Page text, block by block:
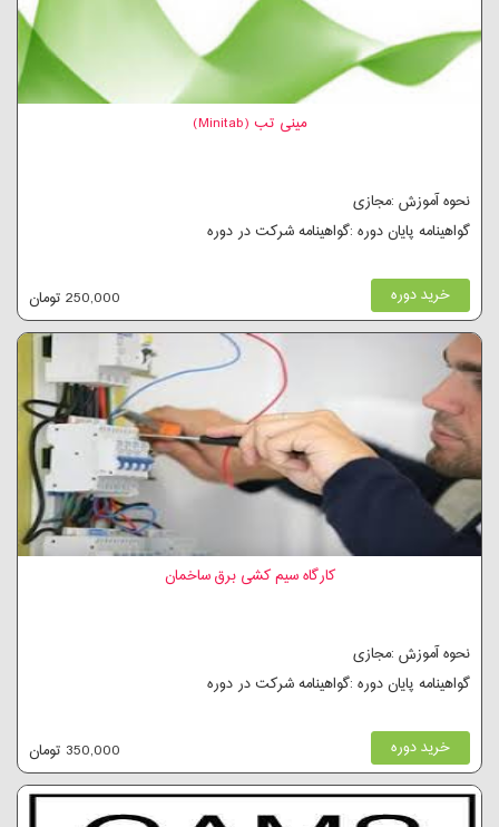
مینی تب (Minitab)
نحوه آموزش :مجازی
گواهینامه پایان دوره :گواهینامه شرکت در دوره
خرید دوره 250,000 تومان
کارگاه سیم کشی برق ساخمان
نحوه آموزش :مجازی
گواهینامه پایان دوره :گواهینامه شرکت در دوره
خرید دوره 350,000 تومان